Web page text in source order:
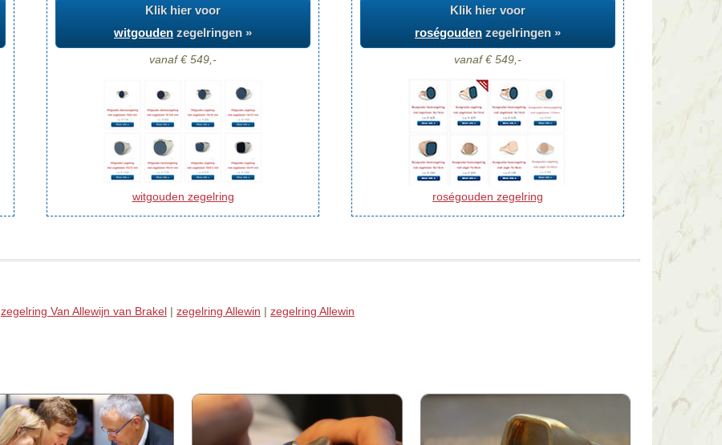
Klik hier voor
witgouden zegelringen »
vanaf € 549,-
witgouden zegelring
Klik hier voor
roségouden zegelringen »
vanaf € 549,-
roségouden zegelring
zegelring Van Allewijn van Brakel | zegelring Allewin | zegelring Allewin